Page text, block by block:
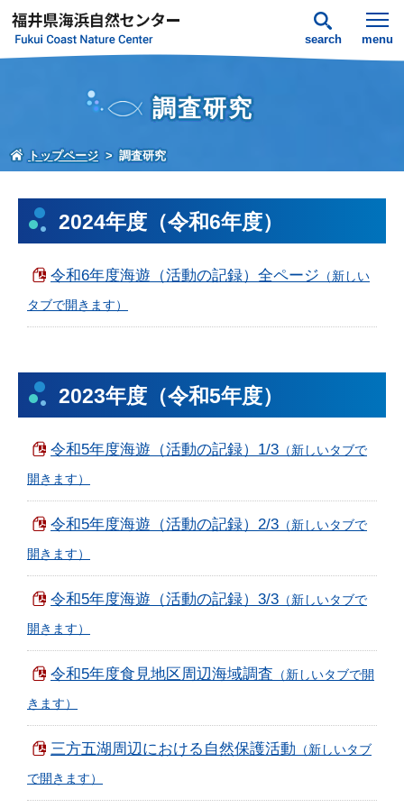
search menu
調査研究
トップページ 調査研究
2024年度（令和6年度）
令和6年度海遊（活動の記録）全ページ
2023年度（令和5年度）
令和5年度海遊（活動の記録）1/3
令和5年度海遊（活動の記録）2/3
令和5年度海遊（活動の記録）3/3
令和5年度食見地区周辺海域調査
三方五湖周辺における自然保護活動